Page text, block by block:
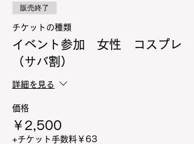
販売終了
チケットの種類
イベント参加 女性 コスプレ
（サバ割）
詳細を見る
価格
￥2,500
+チケット手数料￥63